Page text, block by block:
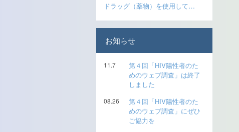
ドラッグ（薬物）を使用して…
お知らせ
11.7
第４回「HIV陽性者のた
めのウェブ調査」は終了
しました
08.26
第４回「HIV陽性者のた
めのウェブ調査」にぜひ
ご協力を